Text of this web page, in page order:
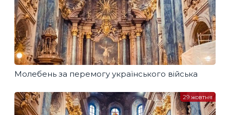
Молебень за перемогу українського війська
29 жовтня